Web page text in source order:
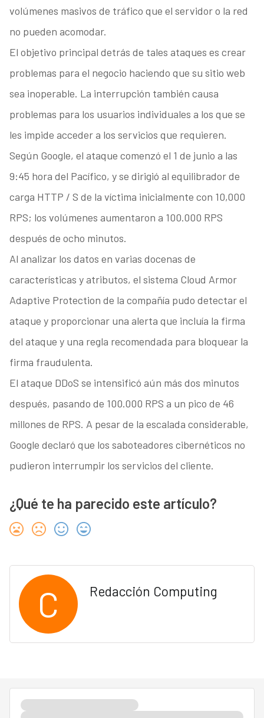
volúmenes masivos de tráfico que el servidor o la red
no pueden acomodar.
El objetivo principal detrás de tales ataques es crear
problemas para el negocio haciendo que su sitio web
sea inoperable. La interrupción también causa
problemas para los usuarios individuales a los que se
les impide acceder a los servicios que requieren.
Según Google, el ataque comenzó el 1 de junio a las
9:45 hora del Pacífico, y se dirigió al equilibrador de
carga HTTP / S de la víctima inicialmente con 10,000
RPS; los volúmenes aumentaron a 100.000 RPS
después de ocho minutos.
Al analizar los datos en varias docenas de
características y atributos, el sistema Cloud Armor
Adaptive Protection de la compañía pudo detectar el
ataque y proporcionar una alerta que incluía la firma
del ataque y una regla recomendada para bloquear la
firma fraudulenta.
El ataque DDoS se intensificó aún más dos minutos
después, pasando de 100.000 RPS a un pico de 46
millones de RPS. A pesar de la escalada considerable,
Google declaró que los saboteadores cibernéticos no
pudieron interrumpir los servicios del cliente.
¿Qué te ha parecido este artículo?
C Redacción Computing